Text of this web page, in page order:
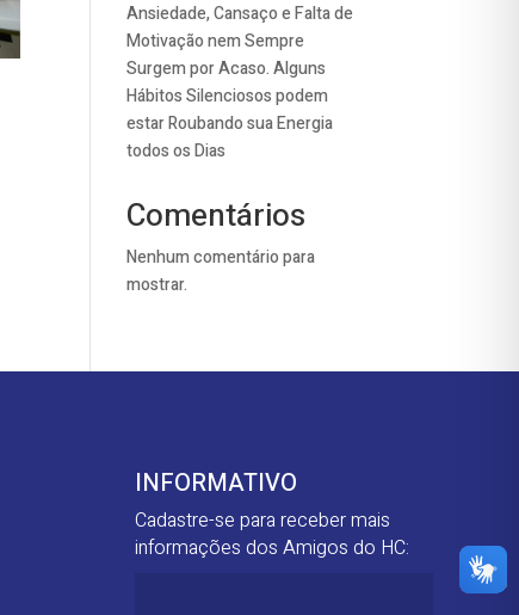
Ansiedade, Cansaço e Falta de
Motivação nem Sempre
Surgem por Acaso. Alguns
Hábitos Silenciosos podem
estar Roubando sua Energia
todos os Dias
Comentários
Nenhum comentário para
mostrar.
INFORMATIVO
Cadastre-se para receber mais
informações dos Amigos do HC: